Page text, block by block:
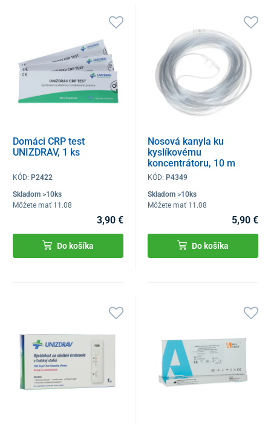
Domáci CRP test
UNIZDRAV, 1 ks
KÓD: P2422
Skladom >10ks
Môžete mať 11.08
3,90 €
Do košíka
Nosová kanyla ku
kyslíkovému
koncentrátoru, 10 m
KÓD: P4349
Skladom >10ks
Môžete mať 11.08
5,90 €
Do košíka